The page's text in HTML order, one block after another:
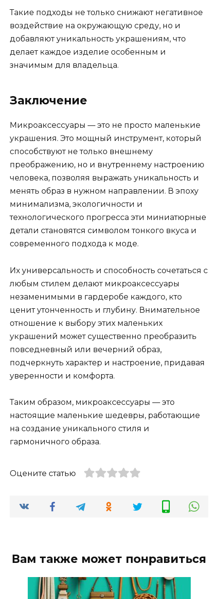
Такие подходы не только снижают негативное
воздействие на окружающую среду, но и
добавляют уникальность украшениям, что
делает каждое изделие особенным и
значимым для владельца.
Заключение
Микроаксессуары — это не просто маленькие
украшения. Это мощный инструмент, который
способствуют не только внешнему
преображению, но и внутреннему настроению
человека, позволяя выражать уникальность и
менять образ в нужном направлении. В эпоху
минимализма, экологичности и
технологического прогресса эти миниатюрные
детали становятся символом тонкого вкуса и
современного подхода к моде.
Их универсальность и способность сочетаться с
любым стилем делают микроаксессуары
незаменимыми в гардеробе каждого, кто
ценит утонченность и глубину. Внимательное
отношение к выбору этих маленьких
украшений может существенно преобразить
повседневный или вечерний образ,
подчеркнуть характер и настроение, придавая
уверенности и комфорта.
Таким образом, микроаксессуары — это
настоящие маленькие шедевры, работающие
на создание уникального стиля и
гармоничного образа.
Оцените статью
Вам также может понравиться